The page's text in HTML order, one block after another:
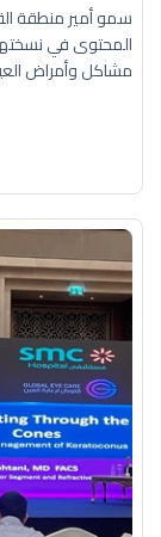
سمو أمير منطقة
المحتوى في نسختها
مشاكل وأمراض